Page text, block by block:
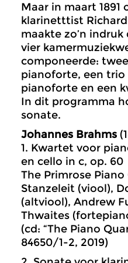
Maar in maart
klarinetttist
maakte zo’n
vier
componeerde:
pianoforte, een trio
pianoforte en een
In dit programma
sonate.
Johannes Brahms
1. Kwartet voor
en cello in c, op. 60
The Primrose
Stanzeleit (viool),
(altviool), Andrew
Thwaites
(cd: “The Piano
84650/1-2, 2019)